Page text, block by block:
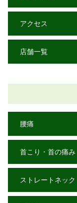
アクセス
店舗一覧
腰痛
首こり・首の痛み
ストレートネック